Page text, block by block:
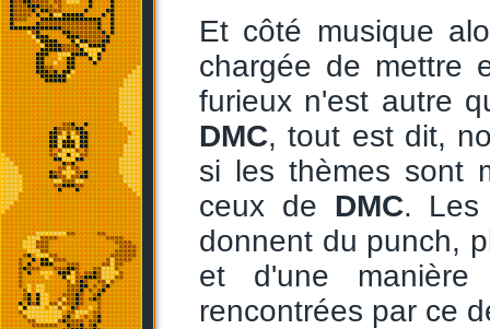
Et côté musique
chargée de mettre
furieux n'est autre
DMC, tout est dit,
si les thèmes sont
ceux de DMC. Les
donnent du punch,
et d'une
rencontrées par ce